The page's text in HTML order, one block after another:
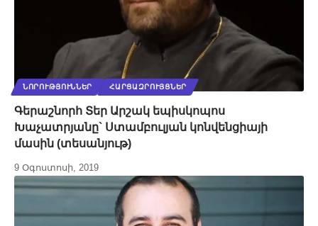
ՆՈՐՈՒԹՅՈՒՆՆԵՐ ՀԱՐՑԱԶՐՈՒՅՑՆԵՐ
Գերաշնորհ Տեր Արշակ եպիսկոպոս
Խաչատրյանը` Ստամբուլյան կոնվենցիայի
մասին (տեսանյութ)
9 Օգոստոսի, 2019